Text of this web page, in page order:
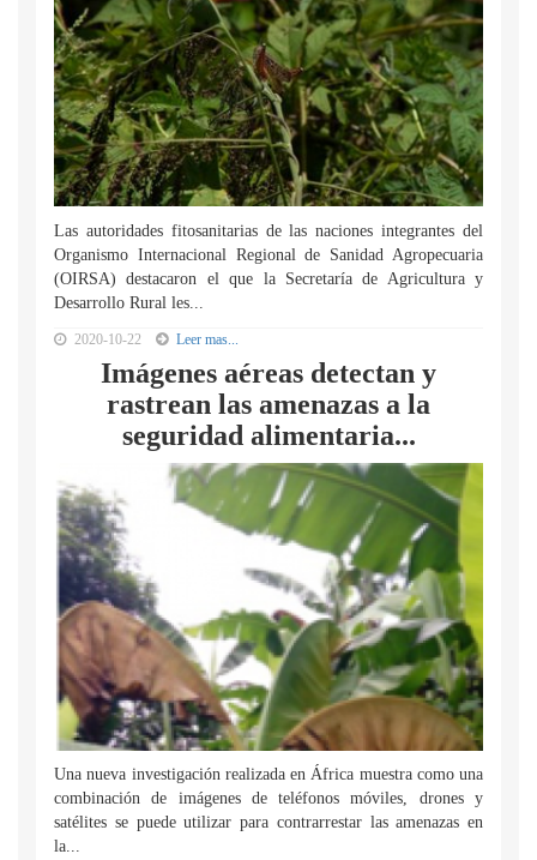
Las autoridades fitosanitarias de las naciones integrantes del
Organismo Internacional Regional de Sanidad Agropecuaria
(OIRSA) destacaron el que la Secretaría de Agricultura y
Desarrollo Rural les...
2020-10-22 Leer mas...
Imágenes aéreas detectan y
rastrean las amenazas a la
seguridad alimentaria...
Una nueva investigación realizada en África muestra como una
combinación de imágenes de teléfonos móviles, drones y
satélites se puede utilizar para contrarrestar las amenazas en
la...